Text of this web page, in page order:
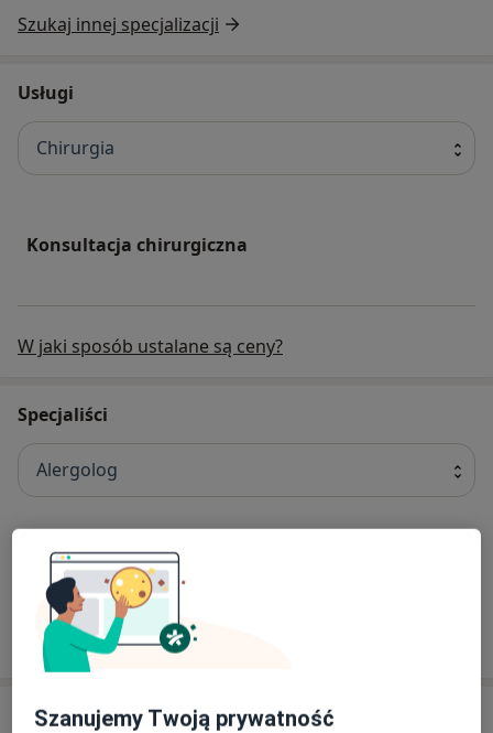
Szukaj innej specjalizacji
Usługi
Chirurgia
Konsultacja chirurgiczna
W jaki sposób ustalane są ceny?
Specjaliści
Alergolog
lek. Monika Cabaj
Internista, Alergolog
8 opinii
Adres
Szanujemy Twoją prywatność